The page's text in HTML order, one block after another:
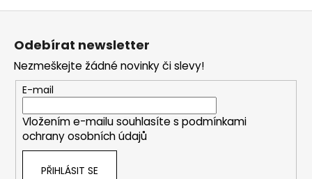
Z
Odebírat newsletter
Nezmeškejte žádné novinky či slevy!
E-mail
Vložením e-mailu souhlasíte s podmínkami
ochrany osobních údajů
PŘIHLÁSIT SE